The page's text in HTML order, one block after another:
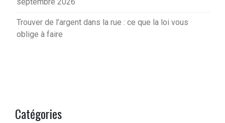
Trouver de l’argent dans la rue : ce que la loi vous
oblige à faire
Catégories